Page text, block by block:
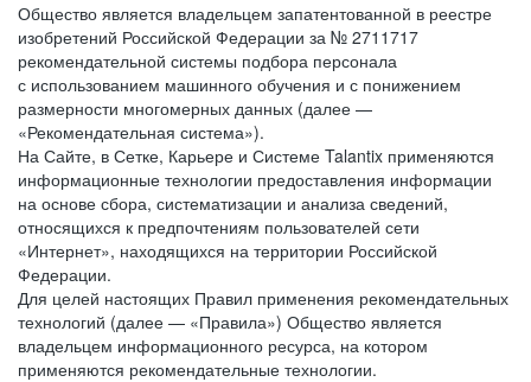
Общество является владельцем запатентованной в реестре
изобретений Российской Федерации за № 2711717
рекомендательной системы подбора персонала
с использованием машинного обучения и с понижением
размерности многомерных данных (далее —
«Рекомендательная система»).
На Сайте, в Сетке, Карьере и Системе Talantix применяются
информационные технологии предоставления информации
на основе сбора, систематизации и анализа сведений,
относящихся к предпочтениям пользователей сети
«Интернет», находящихся на территории Российской
Федерации.
Для целей настоящих Правил применения рекомендательных
технологий (далее — «Правила») Общество является
владельцем информационного ресурса, на котором
применяются рекомендательные технологии.